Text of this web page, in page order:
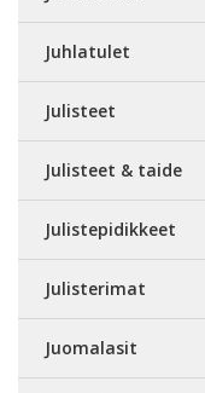
Juhlatulet
Julisteet
Julisteet & taide
Julistepidikkeet
Julisterimat
Juomalasit